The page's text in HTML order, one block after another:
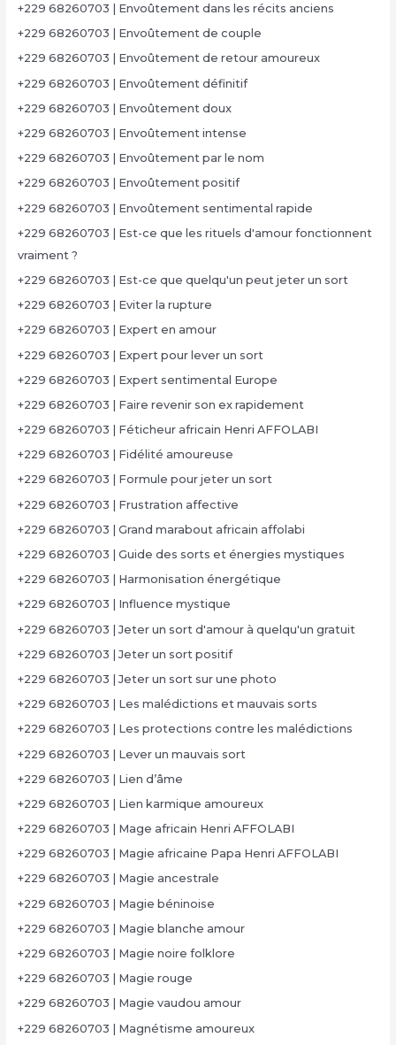
+229 68260703 | Envoûtement dans les récits anciens
+229 68260703 | Envoûtement de couple
+229 68260703 | Envoûtement de retour amoureux
+229 68260703 | Envoûtement définitif
+229 68260703 | Envoûtement doux
+229 68260703 | Envoûtement intense
+229 68260703 | Envoûtement par le nom
+229 68260703 | Envoûtement positif
+229 68260703 | Envoûtement sentimental rapide
+229 68260703 | Est-ce que les rituels d'amour fonctionnent
vraiment ?
+229 68260703 | Est-ce que quelqu'un peut jeter un sort
+229 68260703 | Eviter la rupture
+229 68260703 | Expert en amour
+229 68260703 | Expert pour lever un sort
+229 68260703 | Expert sentimental Europe
+229 68260703 | Faire revenir son ex rapidement
+229 68260703 | Féticheur africain Henri AFFOLABI
+229 68260703 | Fidélité amoureuse
+229 68260703 | Formule pour jeter un sort
+229 68260703 | Frustration affective
+229 68260703 | Grand marabout africain affolabi
+229 68260703 | Guide des sorts et énergies mystiques
+229 68260703 | Harmonisation énergétique
+229 68260703 | Influence mystique
+229 68260703 | Jeter un sort d'amour à quelqu'un gratuit
+229 68260703 | Jeter un sort positif
+229 68260703 | Jeter un sort sur une photo
+229 68260703 | Les malédictions et mauvais sorts
+229 68260703 | Les protections contre les malédictions
+229 68260703 | Lever un mauvais sort
+229 68260703 | Lien d’âme
+229 68260703 | Lien karmique amoureux
+229 68260703 | Mage africain Henri AFFOLABI
+229 68260703 | Magie africaine Papa Henri AFFOLABI
+229 68260703 | Magie ancestrale
+229 68260703 | Magie béninoise
+229 68260703 | Magie blanche amour
+229 68260703 | Magie noire folklore
+229 68260703 | Magie rouge
+229 68260703 | Magie vaudou amour
+229 68260703 | Magnétisme amoureux